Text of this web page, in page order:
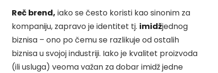
Reč brend, iako se često koristi kao sinonim za
kompaniju, zapravo je identitet tj. imidžjednog
biznisa – ono po čemu se razlikuje od ostalih
biznisa u svojoj industriji. Iako je kvalitet proizvoda
(ili usluga) veoma važan za dobar imidž jedne